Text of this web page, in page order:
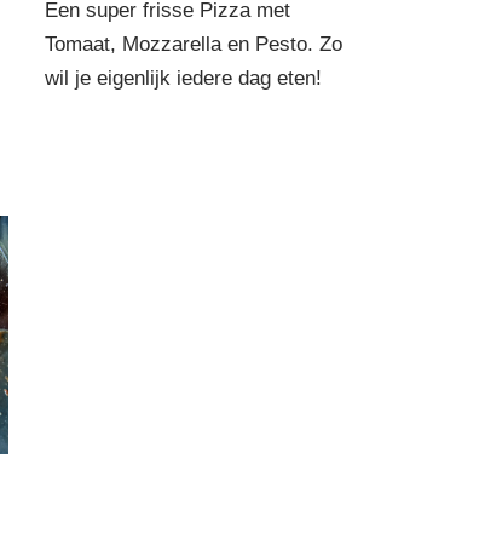
Een super frisse Pizza met
Tomaat, Mozzarella en Pesto. Zo
wil je eigenlijk iedere dag eten!